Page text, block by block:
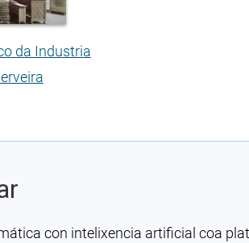
da Industria
con intelixencia artificial coa